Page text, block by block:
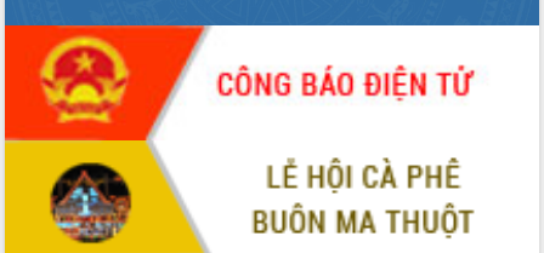
UBND tỉnh họp báo định kỳ tháng 4
năm 2026
Hội thảo khoa học “Giải pháp thúc đẩy
phát triển nền kinh tế xanh tại tỉnh
Đắk Lắk”
Tăng cường giám sát, đôn đốc thực
hiện nhiệm vụ quản lý tài sản công
hàng tuần
Tháo gỡ những vướng mắc, đẩy mạnh